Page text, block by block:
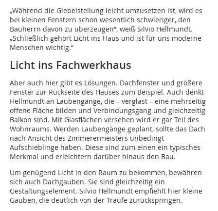
„Während die Giebelstellung leicht umzusetzen ist, wird es
bei kleinen Fenstern schon wesentlich schwieriger, den
Bauherrn davon zu überzeugen“, weiß Silvio Hellmundt.
„Schließlich gehört Licht ins Haus und ist für uns moderne
Menschen wichtig.“
Licht ins Fachwerkhaus
Aber auch hier gibt es Lösungen. Dachfenster und größere
Fenster zur Rückseite des Hauses zum Beispiel. Auch denkt
Hellmundt an Laubengänge, die – verglast – eine mehr­­seitig
offene Fläche bilden und Verbindungsgang und gleichzeitig
Balkon sind. Mit ­­Glasflächen versehen wird er gar Teil des
Wohnraums. Werden Laubengänge geplant, sollte das Dach
nach Ansicht des Zimmerermeisters unbedingt
Aufschieblinge haben. Diese sind zum einen ein typisches
Merkmal und erleichtern darüber hinaus den Bau.
Um genügend Licht in den Raum zu bekommen, bewähren
sich auch Dachgauben. Sie sind gleichzeitig ein
Gestaltungselement. Silvio Hellmundt empfiehlt hier kleine
Gauben, die deutlich von der Traufe zurückspringen.